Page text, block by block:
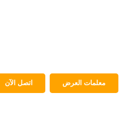
معلمات العرض اتصل الآن